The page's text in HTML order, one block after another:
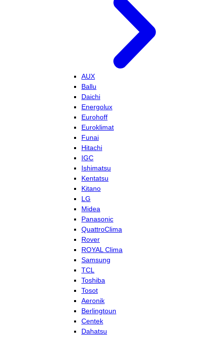
AUX
Ballu
Daichi
Energolux
Eurohoff
Euroklimat
Funai
Hitachi
IGC
Ishimatsu
Kentatsu
Kitano
LG
Midea
Panasonic
QuattroClima
Rover
ROYAL Clima
Samsung
TCL
Toshiba
Tosot
Aeronik
Berlingtoun
Centek
Dahatsu